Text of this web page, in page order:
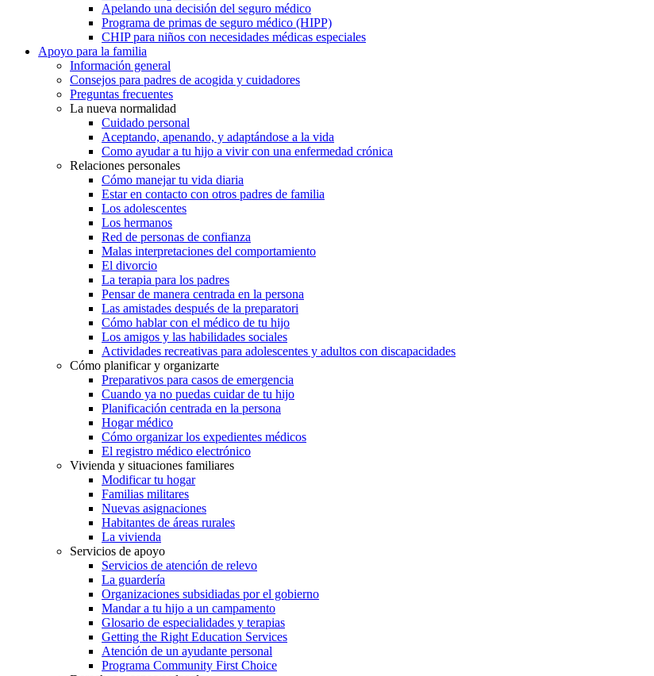
Apelando una decisión del seguro médico
Programa de primas de seguro médico (HIPP)
CHIP para niños con necesidades médicas especiales
Apoyo para la familia
Información general
Consejos para padres de acogida y cuidadores
Preguntas frecuentes
La nueva normalidad
Cuidado personal
Aceptando, apenando, y adaptándose a la vida
Como ayudar a tu hijo a vivir con una enfermedad crónica
Relaciones personales
Cómo manejar tu vida diaria
Estar en contacto con otros padres de familia
Los adolescentes
Los hermanos
Red de personas de confianza
Malas interpretaciones del comportamiento
El divorcio
La terapia para los padres
Pensar de manera centrada en la persona
Las amistades después de la preparatori
Cómo hablar con el médico de tu hijo
Los amigos y las habilidades sociales
Actividades recreativas para adolescentes y adultos con discapacidades
Cómo planificar y organizarte
Preparativos para casos de emergencia
Cuando ya no puedas cuidar de tu hijo
Planificación centrada en la persona
Hogar médico
Cómo organizar los expedientes médicos
El registro médico electrónico
Vivienda y situaciones familiares
Modificar tu hogar
Familias militares
Nuevas asignaciones
Habitantes de áreas rurales
La vivienda
Servicios de apoyo
Servicios de atención de relevo
La guardería
Organizaciones subsidiadas por el gobierno
Mandar a tu hijo a un campamento
Glosario de especialidades y terapias
Getting the Right Education Services
Atención de un ayudante personal
Programa Community First Choice